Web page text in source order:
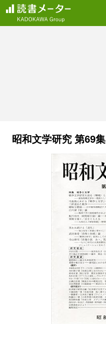
昭和文学研究 第69集